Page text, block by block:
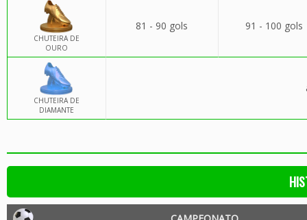
CHUTEIRA DE
OURO
81 - 90 gols 91 - 100 gols
CHUTEIRA DE
DIAMANTE